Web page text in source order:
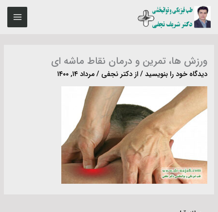
پرش
ورزش ها، تمرین و درمان نقاط ماشه ای
دیدگاه‌ خود را بنویسید/ ازدکتر نجفی/مرداد ۱۴, ۱۴۰۰